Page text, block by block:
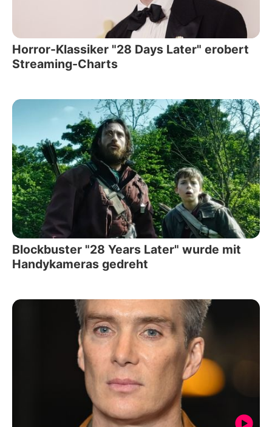
Horror-Klassiker "28 Days Later" erobert
Streaming-Charts
Blockbuster "28 Years Later" wurde mit
Handykameras gedreht